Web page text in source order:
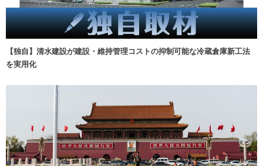
【独自】清水建設が建設・維持管理コストの抑制可能な冷蔵倉庫新工法
を実用化